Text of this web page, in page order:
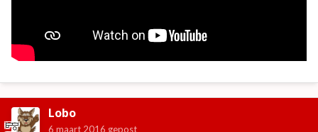
Lobo
6 maart 2016 gepost